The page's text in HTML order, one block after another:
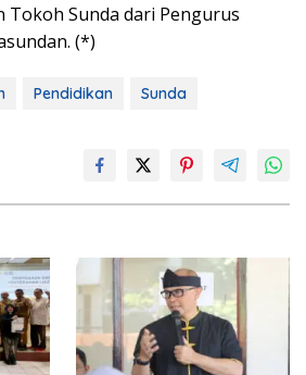
Tokoh Sunda dari Pengurus
(*)
Pendidikan Sunda